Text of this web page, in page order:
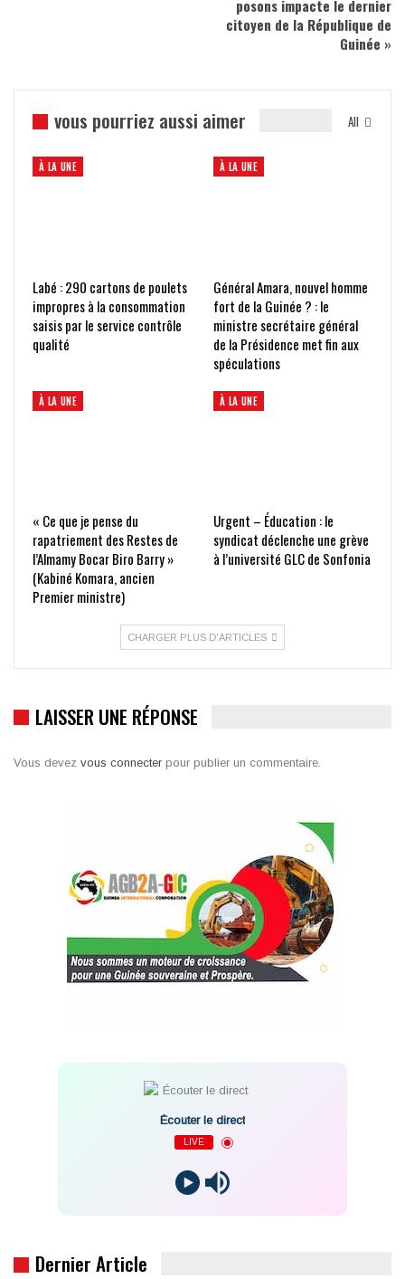
posons impacte le dernier
citoyen de la République de
Guinée »
All
vous pourriez aussi aimer
À LA UNE
Labé : 290 cartons de poulets
impropres à la consommation
saisis par le service contrôle
qualité
À LA UNE
Général Amara, nouvel homme
fort de la Guinée ? : le
ministre secrétaire général
de la Présidence met fin aux
spéculations
À LA UNE
« Ce que je pense du
rapatriement des Restes de
l’Almamy Bocar Biro Barry »
(Kabiné Komara, ancien
Premier ministre)
À LA UNE
Urgent – Éducation : le
syndicat déclenche une grève
à l’université GLC de Sonfonia
CHARGER PLUS D'ARTICLES
LAISSER UNE RÉPONSE
Vous devez vous connecter pour publier un commentaire.
Écouter le direct
LIVE
Dernier Article